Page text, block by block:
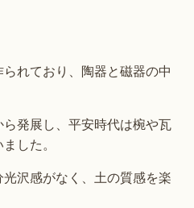
れており、陶器と磁器の中
発展し、平安時代は椀や瓦
した。
沢感がなく、土の質感を楽